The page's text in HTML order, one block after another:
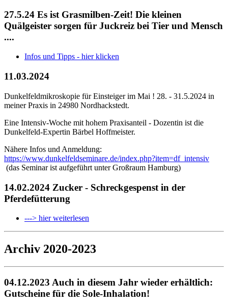
27.5.24 Es ist Grasmilben-Zeit! Die kleinen
Quälgeister sorgen für Juckreiz bei Tier und Mensch
....
Infos und Tipps - hier klicken
11.03.2024
Dunkelfeldmikroskopie für Einsteiger im Mai ! 28. - 31.5.2024 in
meiner Praxis in 24980 Nordhackstedt.
Eine Intensiv-Woche mit hohem Praxisanteil - Dozentin ist die
Dunkelfeld-Expertin Bärbel Hoffmeister.
Nähere Infos und Anmeldung:
https://www.dunkelfeldseminare.de/index.php?item=df_intensiv
(das Seminar ist aufgeführt unter Großraum Hamburg)
14.02.2024 Zucker - Schreckgespenst in der
Pferdefütterung
---> hier weiterlesen
Archiv 2020-2023
04.12.2023 Auch in diesem Jahr wieder erhältlich:
Gutscheine für die Sole-Inhalation!